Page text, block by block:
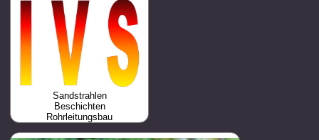
Sandstrahlen
Beschichten
Rohrleitungsbau